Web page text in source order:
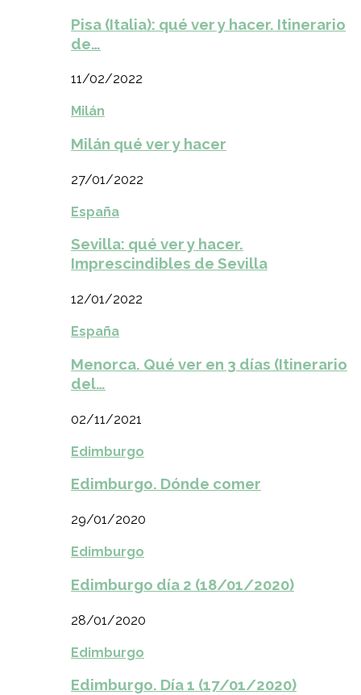
Pisa (Italia): qué ver y hacer. Itinerario
de…
11/02/2022
Milán
Milán qué ver y hacer
27/01/2022
España
Sevilla: qué ver y hacer.
Imprescindibles de Sevilla
12/01/2022
España
Menorca. Qué ver en 3 días (Itinerario
del…
02/11/2021
Edimburgo
Edimburgo. Dónde comer
29/01/2020
Edimburgo
Edimburgo día 2 (18/01/2020)
28/01/2020
Edimburgo
Edimburgo. Día 1 (17/01/2020)